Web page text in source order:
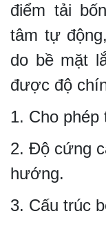
điểm tải
tâm tự
do bề mặt
được độ
1. Cho phép
2. Độ cứng
hướng.
3. Cấu trúc